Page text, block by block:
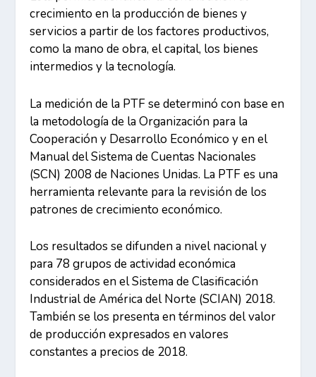
crecimiento en la producción de bienes y
servicios a partir de los factores productivos,
como la mano de obra, el capital, los bienes
intermedios y la tecnología.
La medición de la PTF se determinó con base en
la metodología de la Organización para la
Cooperación y Desarrollo Económico y en el
Manual del Sistema de Cuentas Nacionales
(SCN) 2008 de Naciones Unidas. La PTF es una
herramienta relevante para la revisión de los
patrones de crecimiento económico.
Los resultados se difunden a nivel nacional y
para 78 grupos de actividad económica
considerados en el Sistema de Clasificación
Industrial de América del Norte (SCIAN) 2018.
También se los presenta en términos del valor
de producción expresados en valores
constantes a precios de 2018.